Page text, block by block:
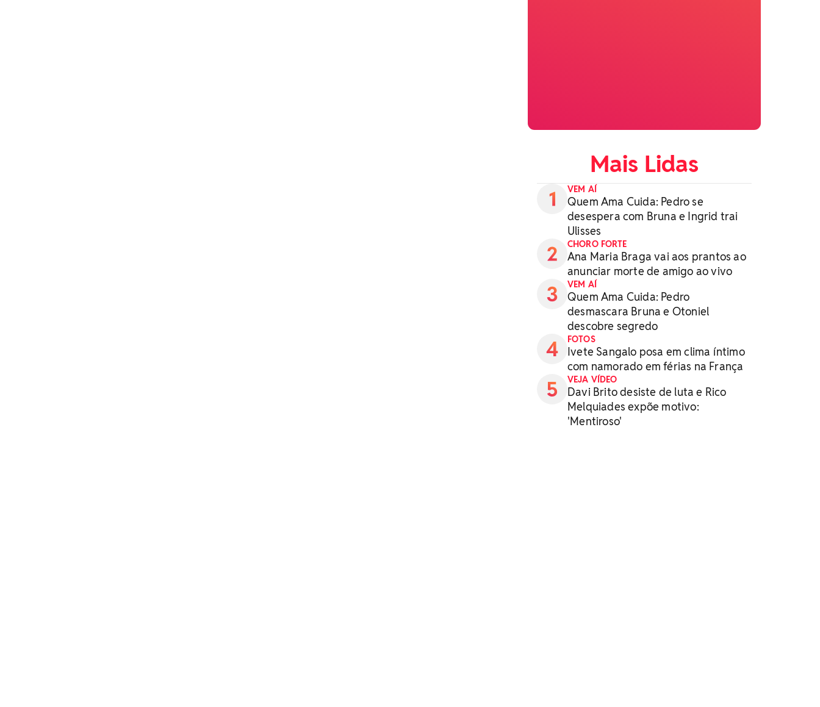
Mais Lidas
VEM AÍ
Quem Ama Cuida: Pedro se
desespera com Bruna e Ingrid trai
Ulisses
CHORO FORTE
Ana Maria Braga vai aos prantos ao
anunciar morte de amigo ao vivo
VEM AÍ
Quem Ama Cuida: Pedro
desmascara Bruna e Otoniel
descobre segredo
FOTOS
Ivete Sangalo posa em clima íntimo
com namorado em férias na França
VEJA VÍDEO
Davi Brito desiste de luta e Rico
Melquiades expõe motivo:
'Mentiroso'